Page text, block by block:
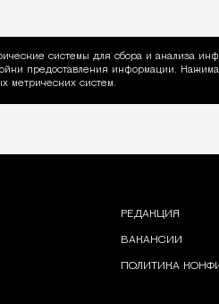
системы для сбора и анализа
предоставления информации.
метрических систем.
РЕДАКЦИЯ
ВАКАНСИИ
ПОЛИТИКА